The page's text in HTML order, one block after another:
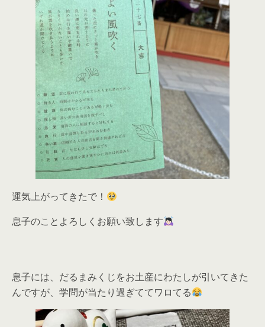
運気上がってきたで！
息子のことよろしくお願い致します
息子には、だるまみくじをお土産にわたしが引いてきた
んですが、学問が当たり過ぎててワロてる